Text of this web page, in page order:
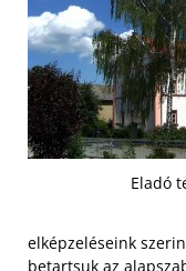
Eladó
elképzeléseink
betartsuk az